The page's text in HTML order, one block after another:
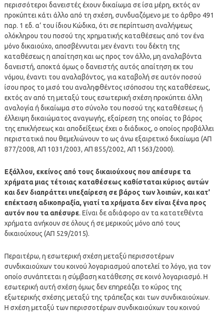
περισσότεροι δανειστές έχουν δικαίωμα σε ίσα μέρη, εκτός αν
προκύπτει κάτι άλλο από τη σχέση, συνδυαζόμενο με το άρθρο 491
παρ. 1 εδ. α’ του ίδιου Κώδικα, ότι σε περίπτωση αναλήψεως
ολόκληρου του ποσού της χρηματικής καταθέσεως από τον ένα
μόνο δικαιούχο, αποσβέννυται μεν έναντι του δέκτη της
καταθέσεως η απαίτηση και ως προς τον άλλο, μη αναλαβόντα
δανειστή, αποκτά όμως ο δανειστής αυτός απαίτηση εκ του
νόμου, έναντι του αναλαβόντος, για καταβολή σε αυτόν ποσού
ίσου προς το μισό του αναληφθέντος ισόποσου της καταθέσεως,
εκτός αν από τη μεταξύ τους εσωτερική σχέση προκύπτει άλλη
αναλογία ή δικαίωμα στο σύνολο του ποσού της καταθέσεως ή
έλλειψη δικαιώματος αναγωγής, εξαίρεση της οποίας το βάρος
της επικλήσεως και αποδείξεως έχει ο διάδικος, ο οποίος προβάλλει
περιστατικά που θεμελιώνουν το ως άνω εξαιρετικό δικαίωμα (ΑΠ
877/2008, ΑΠ 1031/2003, ΑΠ 855/2002, ΑΠ 1563/2000).
Εξάλλου, εκείνος από τους δικαιούχους που απέσυρε τα
χρήματα μιας τέτοιας καταθέσεως καθίσταται κύριος αυτών
και δεν διαπράττει υπεξαίρεση σε βάρος των λοιπών, και κατ’
επέκταση αδικοπραξία, γιατί τα χρήματα δεν είναι ξένα προς
αυτόν που τα απέσυρε. Είναι δε αδιάφορο αν τα κατατεθέντα
χρήματα ανήκουν σε όλους ή σε μερικούς μόνο από τους
δικαιούχους (ΑΠ 529/2015).
Περαιτέρω, η εσωτερική σχέση μεταξύ περισσοτέρων
συνδικαιούχων του κοινού λογαριασμού αποτελεί το λόγο, για τον
οποίο συνάπτεται η σύμβαση κατάθεσης σε κοινό λογαριασμό. Η
εσωτερική αυτή σχέση όμως δεν επηρεάζει το κύρος της
εξωτερικής σχέσης μεταξύ της τράπεζας και των συνδικαιούχων.
Η σχέση μεταξύ των περισσοτέρων συνδικαιούχων του κοινού